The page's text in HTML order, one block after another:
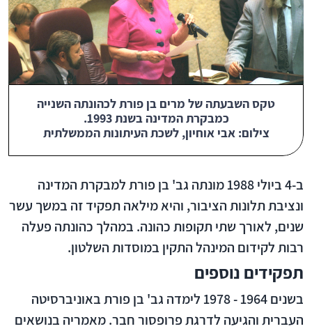
טקס השבעתה של מרים בן פורת לכהונתה השנייה
כמבקרת המדינה בשנת 1993.
צילום: אבי אוחיון, לשכת העיתונות הממשלתית
ב-4 ביולי 1988 מונתה גב' בן פורת למבקרת המדינה
ונציבת תלונות הציבור, והיא מילאה תפקיד זה במשך עשר
שנים, לאורך שתי תקופות כהונה. במהלך כהונתה פעלה
רבות לקידום המינהל התקין במוסדות השלטון.
תפקידים נוספים
בשנים 1964 - 1978 לימדה גב' בן פורת באוניברסיטה
העברית והגיעה לדרגת פרופסור חבר. מאמריה בנושאים